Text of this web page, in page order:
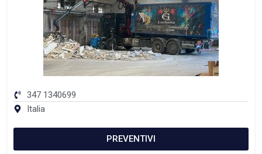
347 1340699
Italia
PREVENTIVI